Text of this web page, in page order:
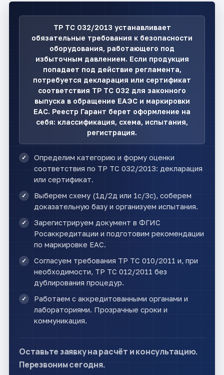
ТР ТС 032/2013 устанавливает
обязательные требования к безопасности
оборудования, работающего под
избыточным давлением. Если продукция
попадает под действие регламента,
потребуется декларация или сертификат
соответствия ТР ТС 032 для законного
выпуска в обращение ЕАЭС и маркировки
ЕАС. Реестр Гарант берет оформление на
себя: классификация, схема, испытания,
регистрация.
Определим категорию и форму оценки
соответствия по ТР ТС 032/2013: декларация
или сертификат.
Выберем схему (1д/2д или 1с/3с), соберем
доказательную базу и организуем испытания.
Зарегистрируем документ в ФГИС
Росаккредитации и подготовим рекомендации
по маркировке ЕАС.
Согласуем требования ТР ТС 010/2011 и, при
необходимости, ТР ТС 012/2011 без
дублирования процедур.
Работаем с аккредитованными органами и
лабораториями. Прозрачные сроки и
коммуникация.
Оставьте заявку на расчёт и консультацию.
Перезвоним сегодня.